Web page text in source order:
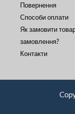
Повернення
Способи оплати
Як замовити
замовлення?
Контакти